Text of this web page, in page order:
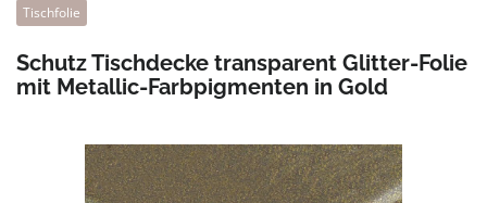
Tischfolie
Schutz Tischdecke transparent Glitter-Folie
mit Metallic-Farbpigmenten in Gold
Bildergalerie überspringen